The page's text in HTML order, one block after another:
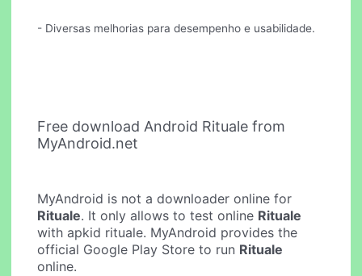
- Diversas melhorias para desempenho e usabilidade.
Free download Android Rituale from
MyAndroid.net
MyAndroid is not a downloader online for
Rituale. It only allows to test online Rituale
with apkid rituale. MyAndroid provides the
official Google Play Store to run Rituale
online.